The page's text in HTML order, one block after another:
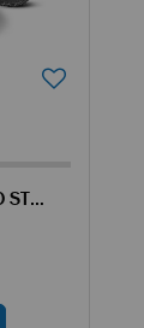
TRAXXAS RUSTLER VXL HD STADIUM TRUCK RC 4WD 1/10 BRUSHLESS VERT - 67376-4